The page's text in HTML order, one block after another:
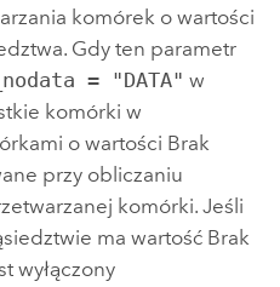
komórek o wartości
Gdy ten parametr
= "DATA" w
komórki w
o wartości Brak
przy obliczaniu
komórki. Jeśli
ma wartość Brak
wyłączony